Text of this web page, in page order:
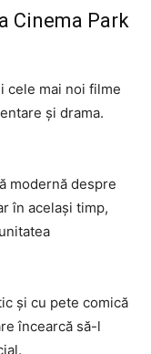
Cinema Park
cele mai noi filme
și drama.
modernă despre
în același timp,
și cu pete comică
încearcă să-l